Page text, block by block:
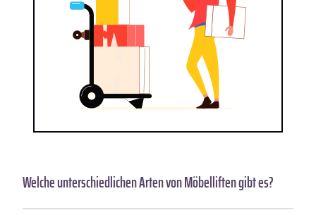
Welche unterschiedlichen Arten von Möbelliften gibt es?